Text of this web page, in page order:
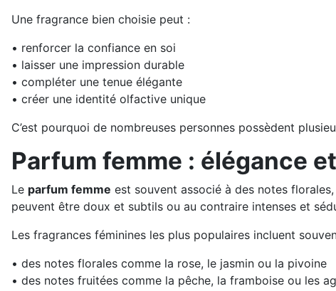
Une fragrance bien choisie peut :
• renforcer la confiance en soi
• laisser une impression durable
• compléter une tenue élégante
• créer une identité olfactive unique
C’est pourquoi de nombreuses personnes possèdent
Parfum femme : élégance
Le parfum femme est souvent associé à des notes
peuvent être doux et subtils ou au contraire intenses et
Les fragrances féminines les plus populaires incluent
• des notes florales comme la rose, le jasmin ou la pivoine
• des notes fruitées comme la pêche, la framboise ou les